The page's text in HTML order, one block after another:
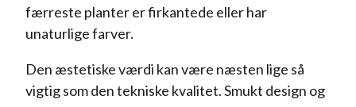
færreste planter er firkantede eller har
unaturlige farver.
Den æstetiske værdi kan være næsten lige så
vigtig som den tekniske kvalitet. Smukt design og